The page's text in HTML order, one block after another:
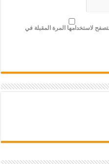
لاستخدامها المرة المقبلة في